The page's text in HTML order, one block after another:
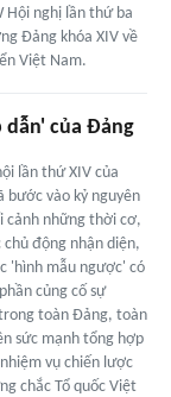
Hội nghị lần thứ ba
Đảng khóa XIV về
Việt Nam.
của Đảng
lần thứ XIV của
vào kỷ nguyên
cảnh những thời cơ,
động nhận diện,
'hình mẫu ngược' có
củng cố sự
toàn Đảng, toàn
sức mạnh tổng hợp
vụ chiến lược
chắc Tổ quốc Việt